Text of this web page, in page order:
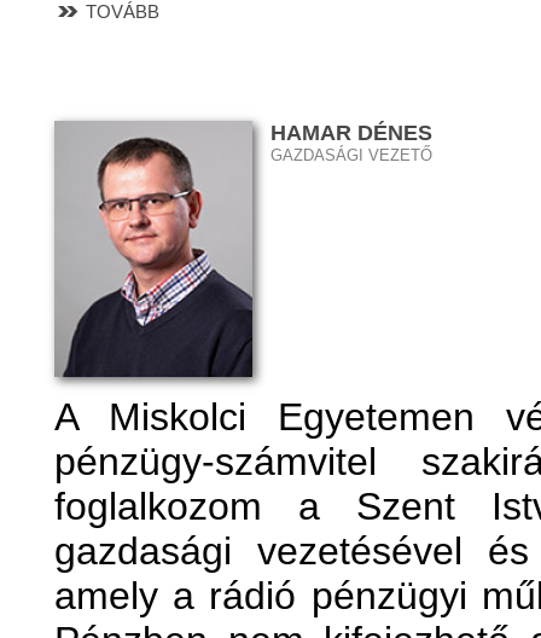
TOVÁBB
HAMAR DÉNES
GAZDASÁGI VEZETŐ
A Miskolci Egyetemen
pénzügy-számvitel
foglalkozom a Szent
gazdasági vezetésével
amely a rádió pénzügyi